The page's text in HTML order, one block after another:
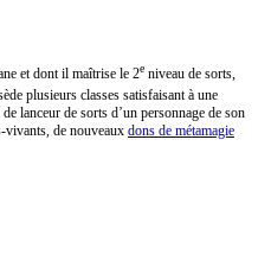
et dont il maîtrise le 2e niveau de sorts,
plusieurs classes satisfaisant à une
lanceur de sorts d’un personnage de son
vivants, de nouveaux dons de métamagie